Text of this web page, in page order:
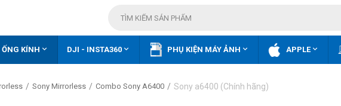
KÍNH  DJI - INSTA360  PHỤ KIỆN MÁY ẢNH  APPLE
/ Sony Mirrorless / Combo Sony A6400 / Sony a6400 (Chính hãng)